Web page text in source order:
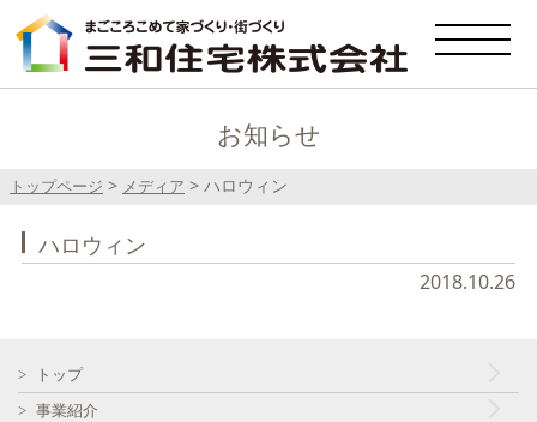
お知らせ
トップページ > メディア > ハロウィン
ハロウィン
2018.10.26
トップ
事業紹介